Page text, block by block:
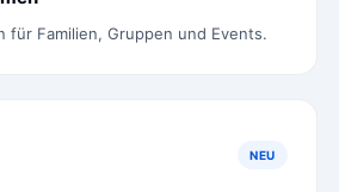
für Familien, Gruppen und Events.
NEU